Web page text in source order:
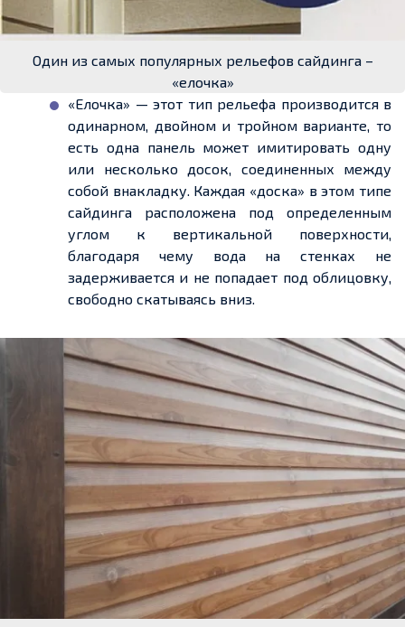
Один из самых популярных рельефов сайдинга –
«елочка»
«Елочка» — этот тип рельефа производится в
одинарном, двойном и тройном варианте, то
есть одна панель может имитировать одну
или несколько досок, соединенных между
собой внакладку. Каждая «доска» в этом типе
сайдинга расположена под определенным
углом к вертикальной поверхности,
благодаря чему вода на стенках не
задерживается и не попадает под облицовку,
свободно скатываясь вниз.